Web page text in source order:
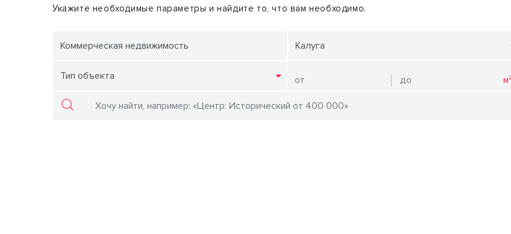
Торговое помещение
Склад
Отдельное здание
Бизнес-центр
Укажите необходимые параметры и найдите то, что вам необходимо.
Коммерческая недвижимость Калуга
Тип объекта